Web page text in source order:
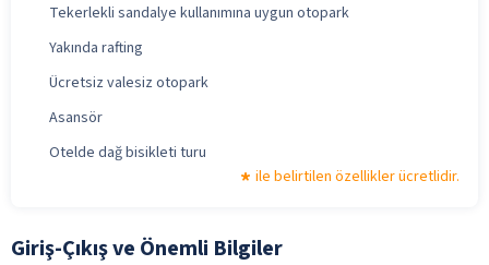
Tekerlekli sandalye kullanımına uygun otopark
Yakında rafting
Ücretsiz valesiz otopark
Asansör
Otelde dağ bisikleti turu
ile belirtilen özellikler ücretlidir.
Giriş-Çıkış ve Önemli Bilgiler